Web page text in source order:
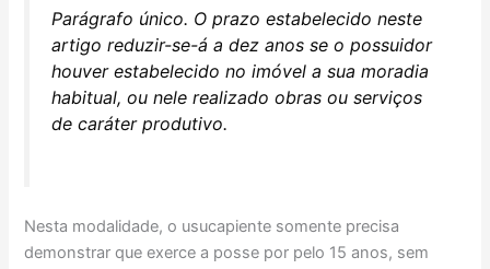
Parágrafo único. O prazo estabelecido neste
artigo reduzir-se-á a dez anos se o possuidor
houver estabelecido no imóvel a sua moradia
habitual, ou nele realizado obras ou serviços
de caráter produtivo.
Nesta modalidade, o usucapiente somente precisa
demonstrar que exerce a posse por pelo 15 anos, sem